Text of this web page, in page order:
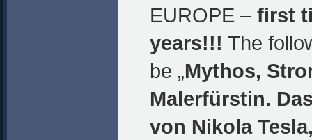
EUROPE – first
years!!! The
be „Mythos,
Malerfürstin.
von Nikola